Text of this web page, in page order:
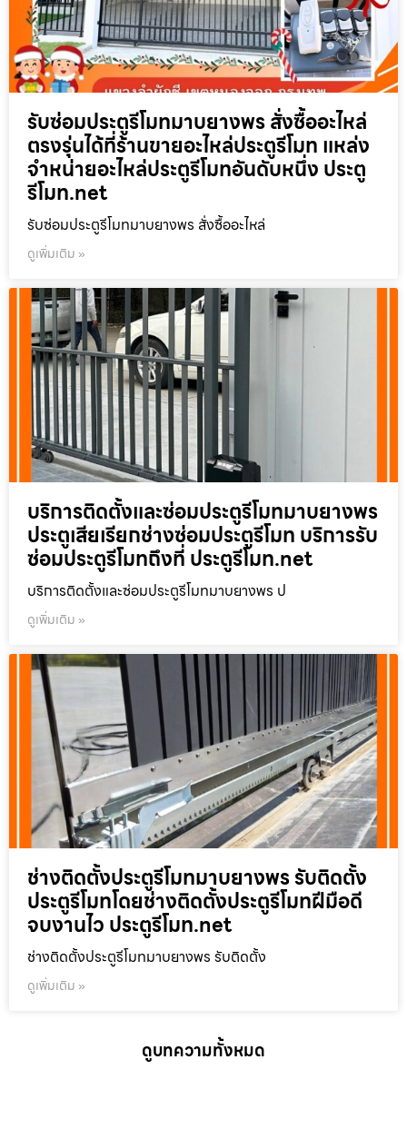
รับซ่อมประตูรีโมทมาบยางพร สั่งซื้ออะไหล่
ตรงรุ่นได้ที่ร้านขายอะไหล่ประตูรีโมท แหล่ง
จำหน่ายอะไหล่ประตูรีโมทอันดับหนึ่ง ประตู
รีโมท.net
รับซ่อมประตูรีโมทมาบยางพร สั่งซื้ออะไหล่
ดูเพิ่มเติม »
บริการติดตั้งและซ่อมประตูรีโมทมาบยางพร
ประตูเสียเรียกช่างซ่อมประตูรีโมท บริการรับ
ซ่อมประตูรีโมทถึงที่ ประตูรีโมท.net
บริการติดตั้งและซ่อมประตูรีโมทมาบยางพร ป
ดูเพิ่มเติม »
ช่างติดตั้งประตูรีโมทมาบยางพร รับติดตั้ง
ประตูรีโมทโดยช่างติดตั้งประตูรีโมทฝีมือดี
จบงานไว ประตูรีโมท.net
ช่างติดตั้งประตูรีโมทมาบยางพร รับติดตั้ง
ดูเพิ่มเติม »
ดูบทความทั้งหมด